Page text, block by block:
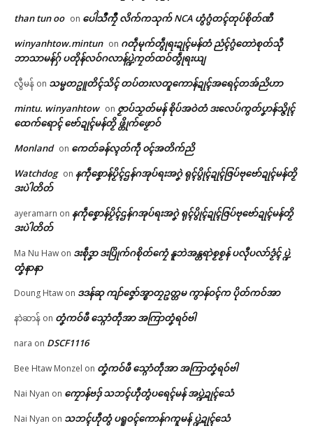
ဌာန်ပရိုၚ်ဗၠးၜးမန်
ရုဲစှ်
ပရိုၚ်လက္ကရဴအိုတ်
🏛 လညာတ်ပါ်ပဲါ
ညးဒါန်လိက်
ကေတ်အဆက်
© ဌာန်ပရိုၚ်ဗၠးၜးမန်
Related
ကမ္မတဳလိက်တေၚ်စိုပ်ကၠတ်ထဝ်
ကေုာံ တၚ်စၟဳစညးဍုၚ်ကွာန်
June 18, 2026
In "ပရိုၚ်"
ဂကောံပံၚ်ကောံမန်ၜါဍုၚ် ဒက်ပ္တန်
ဂကောံဗ္တောန်လိက်ပတ်မန် ကေုာံ
ယေန်သၞာၚ်ဗုဒ္ဓဘာသာ အလုံဍုၚ်
June 30, 2026
In "ပရိုၚ်"
ပ္ဍဲပွိုၚ်ဍုၚ်ဘာအၚ် အ္စာ၊ အ္စာၝောံ ဗ္
န်ဂိတုတုဲ သ္ဂောံဒုၚ်စသိုၚ်သြန်ထံ
က်ပၚ်ဂှ် ညးဒေသတံ ဘိုၚ်ရီုဗၚ်
In "ပရိုၚ်"
than tun oo on ပေါဲသဳကၠဳ လိက်ကသုက် NCA ဟွံဂွံတၚ်တုပ်စိုတ်ဏီ
winyanhtow.mintun on ဂတဵုမုက်တွဵုရးဍုၚ်မန်တံ ညံၚ်ဂွံတောဲစုတ်သီု
ဘာသာမန်ဂှ် ပတိုန်လဝ်ဂလာန်ပ္ဍဲကၠတ်ထဝ်တွဵုရးယျ
လွီမန် on သမ္မတဥူတိၚ်သိၚ် တပ်တးလတူကောန်ဍုၚ်အရေၚ်တအ်ညိဟာ
mintu. winyanhtow on ဇၟာပ်သၟတ်မန် စိုပ်အဝဲတံ ဒးလေပ်ကွတ်ပၞာန်သ္ဇိုၚ်
ထေက်ရောၚ် ဗော်ဍုၚ်မန်တၟိ ဖ္တိုက်ဖၟောဝ်
Monland on ကေတ်ခန်လ္ၚတ်ကဵု ၀ၚ်အတိက်ညိ
Watchdog on နကဵုစၞောန်ပၟိၚ်ဌန်ဂအုပ်ရးအဂၞဲ ရုၚ်ပွိုၚ်ဍုၚ်ဇြပ်ဗုဗော်ဍုၚ်မန်တၟိ
ဒးပဲါတိတ်
ayeramarn on နကဵုစၞောန်ပၟိၚ်ဌန်ဂအုပ်ရးအဂၞဲ ရုၚ်ပွိုၚ်ဍုၚ်ဇြပ်ဗုဗော်ဍုၚ်မန်တၟိ
ဒးပဲါတိတ်
Ma Nu Haw on ဒးစဵုဒၞာ ဒးပြိုက်ဂစိုတ်ကၠေံ နူဘဲအန္တရာဲစၟစၟန် ပလီုပလာ်ဒၟံၚ် ပ္ဍဲ
တၞံနာနာ
Doung Htaw on ဒဒန်ဆု ကျာ်ဇၞော်အ္စာတၠဥတ္တမ ကွာန်ဝၚ်က ပိုတ်ကဝ်အာ
နာဲဆာန် on တၞံကဝ်ဖီ သ္ဂောံတဵုအာ အကြာတၞံရဝ်ဗါ
nara on DSCF1116
Bee Htaw Monzel on တၞံကဝ်ဖီ သ္ဂောံတဵုအာ အကြာတၞံရဝ်ဗါ
Nai Nyan on ကၠောန်ဗဒှ် သဘၚ်ဟီုတွံပရေၚ်မန် အပ္ဍဲဍုၚ်သေံ
Nai Nyan on သဘၚ်ဟီုတွံ ပရူဝၚ်ကောန်ဂကူမန် ပ္ဍဲဍုၚ်သေံ